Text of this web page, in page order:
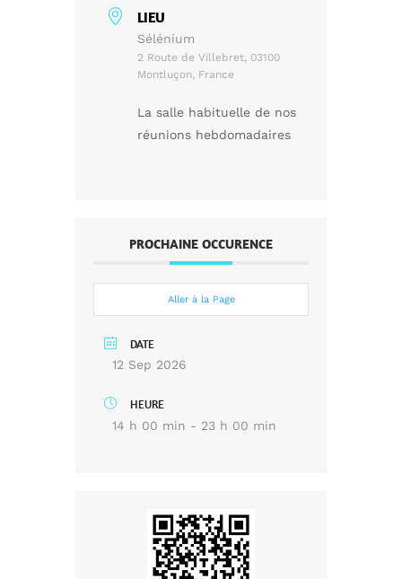
LIEU
Sélénium
2 Route de Villebret, 03100
Montluçon, France
La salle habituelle de nos
réunions hebdomadaires
PROCHAINE OCCURENCE
Aller à la Page
DATE
12 Sep 2026
HEURE
14 h 00 min - 23 h 00 min